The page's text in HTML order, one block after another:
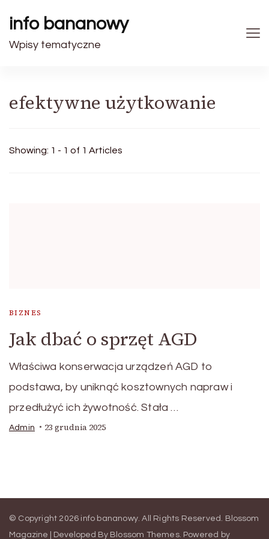
info bananowy
Wpisy tematyczne
efektywne użytkowanie
Showing: 1 - 1 of 1 Articles
BIZNES
Jak dbać o sprzęt AGD
Właściwa konserwacja urządzeń AGD to
podstawa, by uniknąć kosztownych napraw i
przedłużyć ich żywotność. Stała …
Admin 23 grudnia 2025
© Copyright 2026 info bananowy . All Rights Reserved. Blossom
Magazine | Developed By Blossom Themes. Powered by